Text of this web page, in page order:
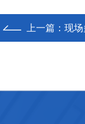
上一篇： 现